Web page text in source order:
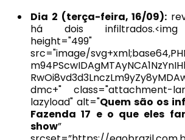
Dia 2 (terça-feira, 16/09):
há dois infiltrados.<img
height="499"
src="image/
dmc+" class="attachment-
lazyload" alt="Quem são os
Fazenda 17 e o que eles
show”